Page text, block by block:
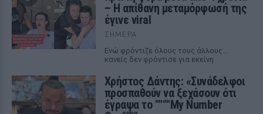
– Η απίθανη μεταμόρφωσή της
έγινε viral
ΣΉΜΕΡΑ
Ενώ φρόντιζε όλους τους άλλους...
κανείς δεν φρόντισε για εκείνη
Χρήστος Δάντης: «Συνάδελφοι
προσπαθούν να ξεχάσουν ότι
έγραψα το """"My Number